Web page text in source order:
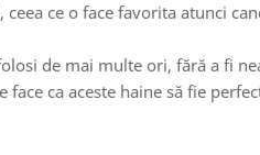
ce o face favorita atunci
de mai multe ori, fără a fi
ca aceste haine să fie